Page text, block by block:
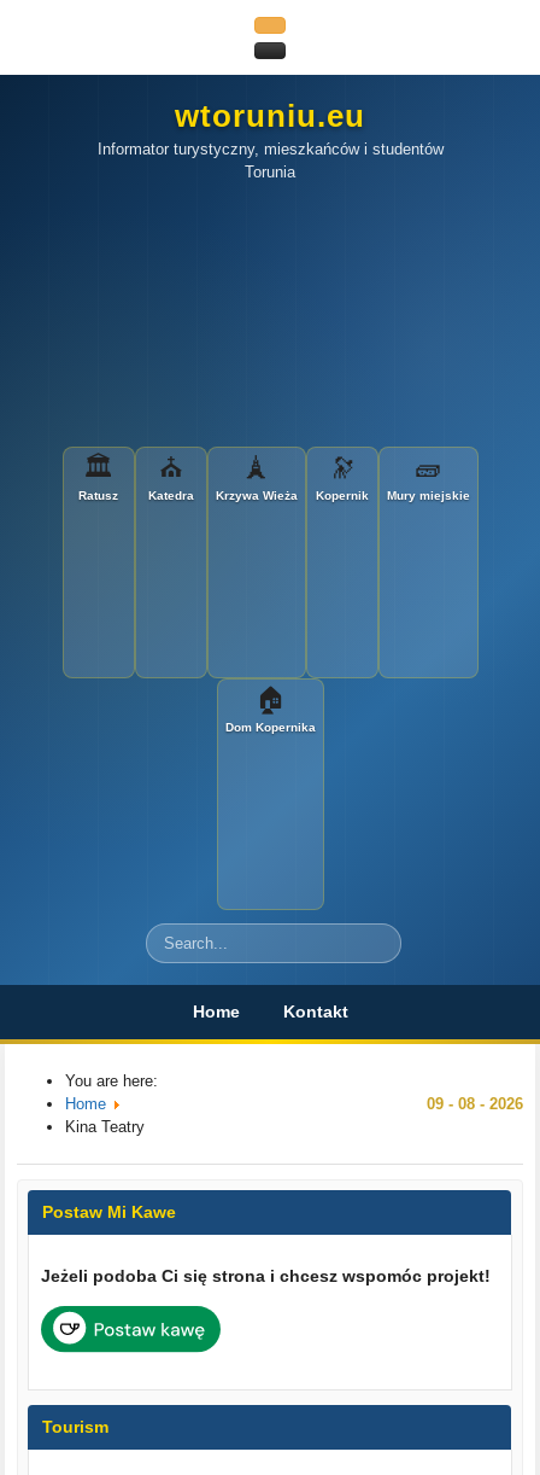
wtoruniu.eu
Informator turystyczny, mieszkańców i studentów
Torunia
🏛
Ratusz
⛪
Katedra
🗼
Krzywa Wieża
🔭
Kopernik
🧱
Mury miejskie
🏠
Dom Kopernika
Szukaj
Home Kontakt
You are here:
Home
Kina Teatry
09 - 08 - 2026
Postaw Mi Kawe
Jeżeli podoba Ci się strona i chcesz wspomóc projekt!
Tourism